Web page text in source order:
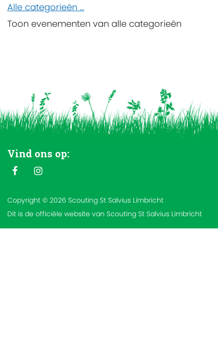
Alle categorieën ...
Toon evenementen van alle categorieën
Vind ons op:
Copyright © 2026 Scouting St Salvius Limbricht
Dit is de officiële website van Scouting St Salvius Limbricht